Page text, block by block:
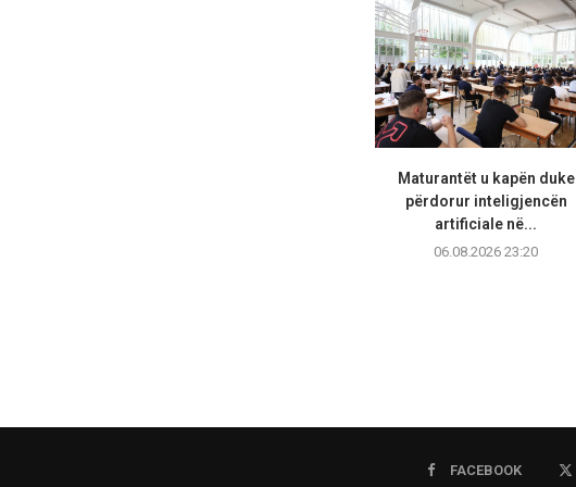
Maturantët u kapën duke
përdorur inteligjencën
artificiale në...
06.08.2026 23:20
FACEBOOK